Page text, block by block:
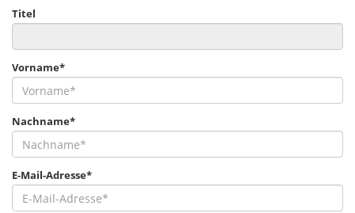
Titel
Vorname*
Nachname*
E-Mail-Adresse*